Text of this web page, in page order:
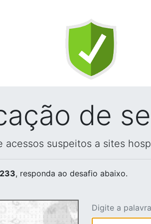
de
suspeitos a sites
, responda ao desafio abaixo.
Digite a